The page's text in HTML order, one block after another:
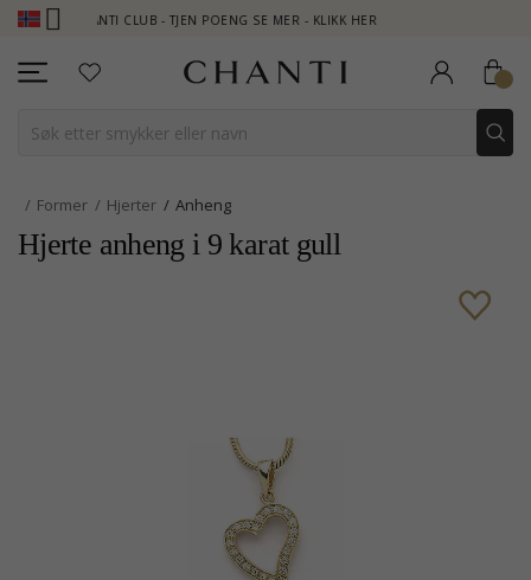
CHANTI CLUB - TJEN POENG SE MER - KLIKK HER
Former Hjerter Anheng
Hjerte anheng i 9 karat gull